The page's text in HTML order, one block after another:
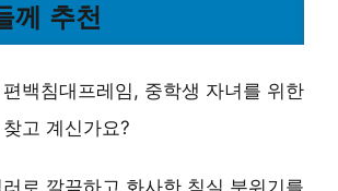
께 추천
백침대프레임, 중학생 자녀를 위한
고 계신가요?
로 깔끔하고 화사한 침실 분위기를